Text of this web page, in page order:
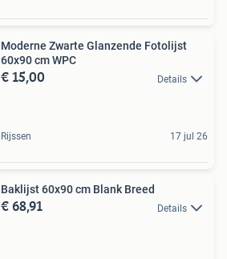
Moderne Zwarte Glanzende Fotolijst
60x90 cm WPC
€ 15,00 Details
Rijssen 17 jul 26
Baklijst 60x90 cm Blank Breed
€ 68,91 Details